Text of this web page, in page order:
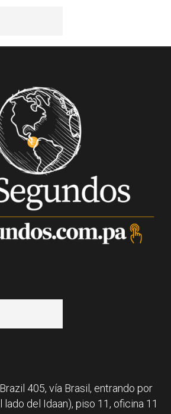
405, vía Brasil, entrando por
lado del Idaan), piso 11, oficina 11